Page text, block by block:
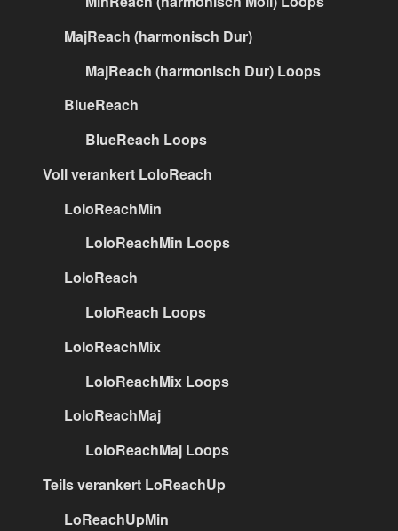
MajReach (harmonisch Dur)
MajReach (harmonisch Dur) Loops
BlueReach
BlueReach Loops
Voll verankert LoloReach
LoloReachMin
LoloReachMin Loops
LoloReach
LoloReach Loops
LoloReachMix
LoloReachMix Loops
LoloReachMaj
LoloReachMaj Loops
Teils verankert LoReachUp
LoReachUpMin